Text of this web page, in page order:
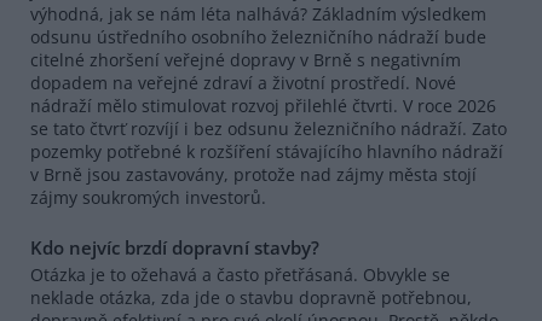
výhodná, jak se nám léta nalhává? Základním výsledkem
odsunu ústředního osobního železničního nádraží bude
citelné zhoršení veřejné dopravy v Brně s negativním
dopadem na veřejné zdraví a životní prostředí. Nové
nádraží mělo stimulovat rozvoj přilehlé čtvrti. V roce 2026
se tato čtvrť rozvíjí i bez odsunu železničního nádraží. Zato
pozemky potřebné k rozšíření stávajícího hlavního nádraží
v Brně jsou zastavovány, protože nad zájmy města stojí
zájmy soukromých investorů.
Kdo nejvíc brzdí dopravní stavby?
Otázka je to ožehavá a často přetřásaná. Obvykle se
neklade otázka, zda jde o stavbu dopravně potřebnou,